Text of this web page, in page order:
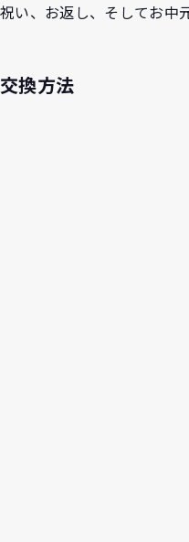
祝い、お返し、そしてお中
交換方法